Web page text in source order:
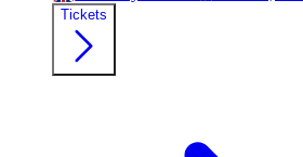
Tickets